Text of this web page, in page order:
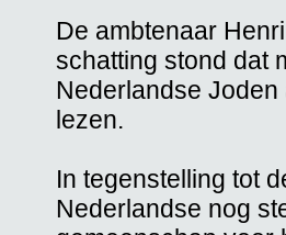
De ambtenaar
schatting stond dat
Nederlandse
lezen.
In tegenstelling tot
Nederlandse nog